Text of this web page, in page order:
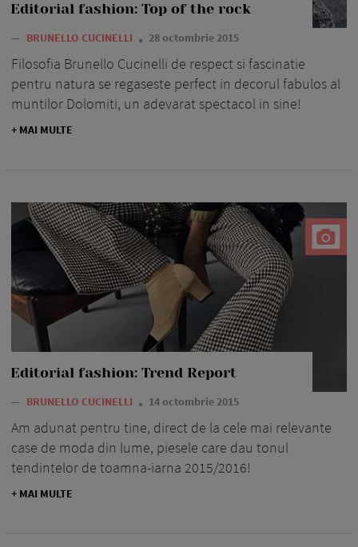
Editorial fashion: Top of the rock
— BRUNELLO CUCINELLI 28 octombrie 2015
Filosofia Brunello Cucinelli de respect si fascinatie
pentru natura se regaseste perfect in decorul fabulos al
muntilor Dolomiti, un adevarat spectacol in sine!
+ MAI MULTE
Editorial fashion: Trend Report
— BRUNELLO CUCINELLI 14 octombrie 2015
Am adunat pentru tine, direct de la cele mai relevante
case de moda din lume, piesele care dau tonul
tendintelor de toamna-iarna 2015/2016!
+ MAI MULTE